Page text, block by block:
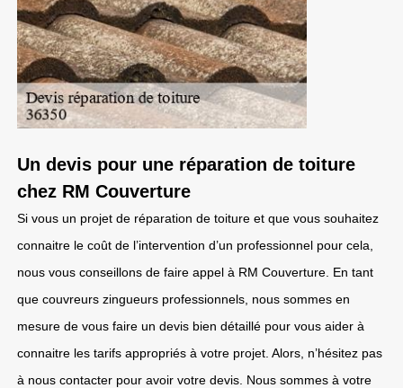
Un devis pour une réparation de toiture
chez RM Couverture
Si vous un projet de réparation de toiture et que vous souhaitez
connaitre le coût de l’intervention d’un professionnel pour cela,
nous vous conseillons de faire appel à RM Couverture. En tant
que couvreurs zingueurs professionnels, nous sommes en
mesure de vous faire un devis bien détaillé pour vous aider à
connaitre les tarifs appropriés à votre projet. Alors, n’hésitez pas
à nous contacter pour avoir votre devis. Nous sommes à votre